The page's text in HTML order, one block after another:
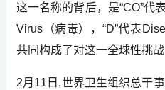
这一名称的背后，是“CO”代
Virus（病毒），“D”代表
共同构成了对这一全球性挑战
2月11日,世界卫生组织总干